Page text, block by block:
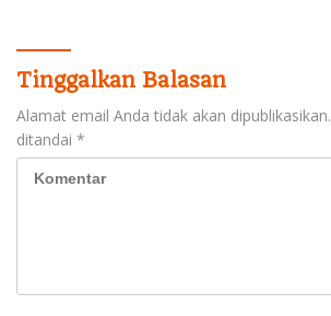
Tinggalkan Balasan
Alamat email Anda tidak akan dipublikasikan.
ditandai *